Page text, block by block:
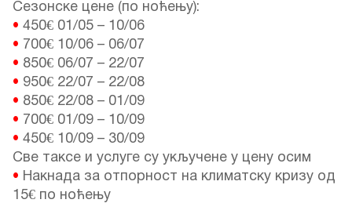
Сезонске цене (по ноћењу):
• 450€ 01/05 – 10/06
• 700€ 10/06 – 06/07
• 850€ 06/07 – 22/07
• 950€ 22/07 – 22/08
• 850€ 22/08 – 01/09
• 700€ 01/09 – 10/09
• 450€ 10/09 – 30/09
Све таксе и услуге су укључене у цену осим
• Накнада за отпорност на климатску кризу од
15€ по ноћењу